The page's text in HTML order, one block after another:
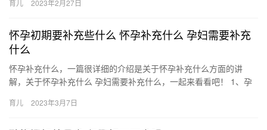
孕…
育儿 2023年2月27日
怀孕初期要补充些什么 怀孕补充什么 孕妇需要补充
什么
怀孕补充什么，一篇很详细的介绍是关于怀孕补充什么方面的讲
解，关于怀孕补充什么 孕妇需要补充什么，一起来看看吧！ 1、孕
什…
育儿 2023年3月7日